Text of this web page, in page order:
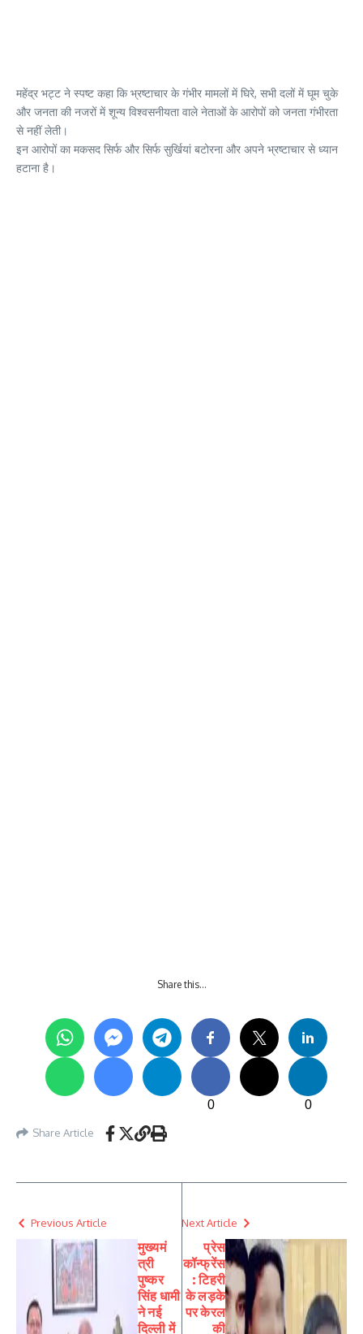
महेंद्र भट्ट ने स्पष्ट कहा कि भ्रष्टाचार के गंभीर मामलों में घिरे, सभी दलों में घूम चुके
और जनता की नजरों में शून्य विश्वसनीयता वाले नेताओं के आरोपों को जनता गंभीरता
से नहीं लेती।
इन आरोपों का मकसद सिर्फ और सिर्फ सुर्खियां बटोरना और अपने भ्रष्टाचार से ध्यान
हटाना है।
Share this…
0 0
Share Article
Previous Article
मुख्यमं
त्री
पुष्कर
सिंह धामी
ने नई
दिल्ली में
Next Article
प्रेस
कॉन्फ्रेंस
: टिहरी
के लड़के
पर केरल
की